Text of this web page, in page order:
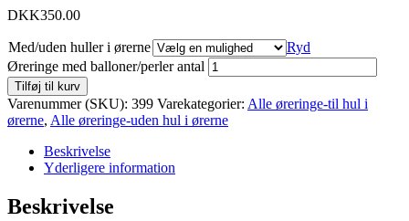
DKK350.00
Med/uden huller i ørerne
Ryd
Øreringe med balloner/perler antal
Tilføj til kurv
Varenummer (SKU): 399 Varekategorier: Alle øreringe-til hul i
ørerne, Alle øreringe-uden hul i ørerne
Beskrivelse
Yderligere information
Beskrivelse